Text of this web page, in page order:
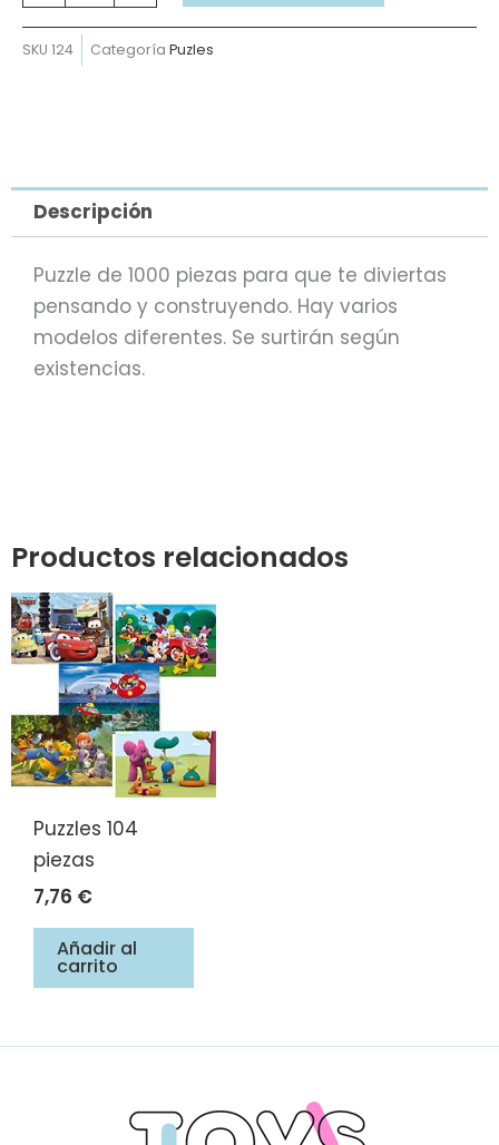
cantidad
SKU 124 Categoría Puzles
Descripción
Puzzle de 1000 piezas para que te diviertas
pensando y construyendo. Hay varios
modelos diferentes. Se surtirán según
existencias.
Productos relacionados
Puzzles 104
piezas
7,76 €
Añadir al
carrito